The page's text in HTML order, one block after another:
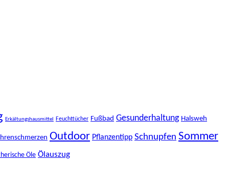
Erkältungshausmittel Feuchttücher Fußbad Gesunderhaltung Halsweh
Outdoor Pflanzentipp Schnupfen Sommer
Öle Ölauszug